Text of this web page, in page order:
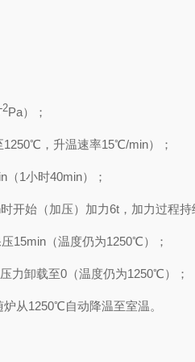
-2Pa）；
1250℃，升温速率15℃/min）；
1小时40min）；
开始（加压）加力6t，加力过程持
15min（温度仍为1250℃）；
力卸载至0（温度仍为1250℃）；
从1250℃自动降温至室温。